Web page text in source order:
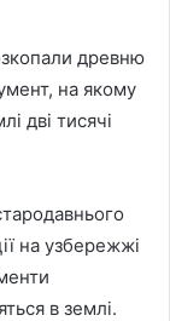
древню
на якому
дві тисячі
на узбережжі
в землі.